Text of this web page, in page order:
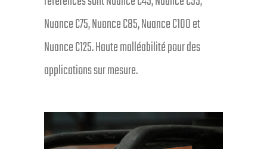
Nuance C75, Nuance C85, Nuance C100 et
Nuance C125. Haute malléabilité pour des
applications sur mesure.